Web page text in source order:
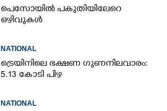
പെസോയിൽ പകുതിയിലേറെ
ഒഴിവുകൾ
NATIONAL
ട്രെയിനിലെ ഭക്ഷണ ഗുണനിലവാരം:
5.13 കോടി പിഴ
NATIONAL